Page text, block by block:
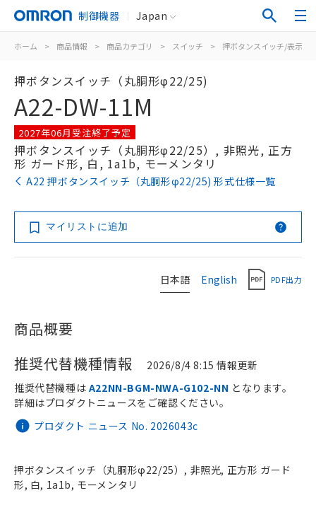
制御機器 Japan
ホーム > 商品情報 > 商品カテゴリ > スイッチ > 押ボタンスイッチ/表示灯
押ボタンスイッチ（丸胴形φ22/25)
A22-DW-11M
2027年06月受注終了予定
押ボタンスイッチ（丸胴形φ22/25）, 非照光, 正方
形 ガード形, 白, 1a1b, モーメンタリ
A22 押ボタンスイッチ（丸胴形φ22/25) 形式仕様一覧
マイリストに追加
日本語 English PDF出力
商品概要
推奨代替機種情報
2026/8/4 8:15 情報更新
プロダクト ニュース No. 2026043c
推奨代替機種は A22NN-BGM-NWA-G102-NN となります。
詳細はプロダクトニュースをご確認ください。
押ボタンスイッチ（丸胴形φ22/25）, 非照光, 正方形 ガード
形, 白, 1a1b, モーメンタリ